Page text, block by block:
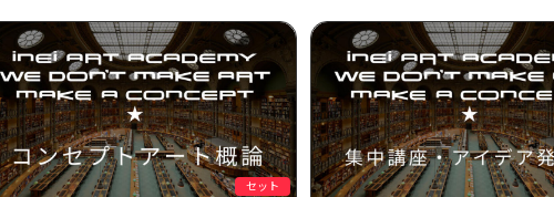
セット